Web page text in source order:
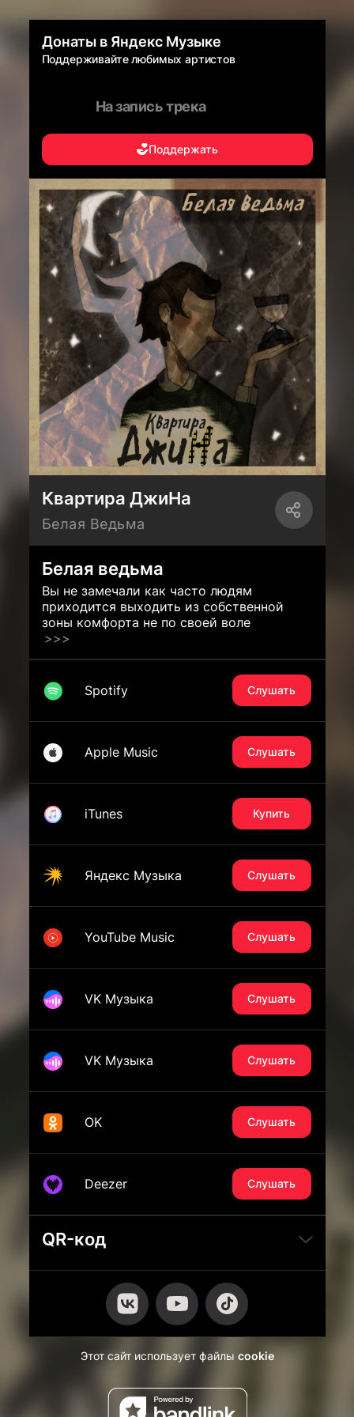
Донаты в Яндекс Музыке
Поддерживайте любимых артистов
На запись трека
Поддержать
Квартира ДжиНа
Белая Ведьма
Белая ведьма
Вы не замечали как часто людям
приходится выходить из собственной
зоны комфорта не по своей воле
>>>
Spotify Слушать
Apple Music Слушать
iTunes Купить
Яндекс Музыка Слушать
YouTube Music Слушать
VK Музыка Слушать
VK Музыка Слушать
OK Слушать
Deezer Слушать
QR-код
Этот сайт использует файлы cookie